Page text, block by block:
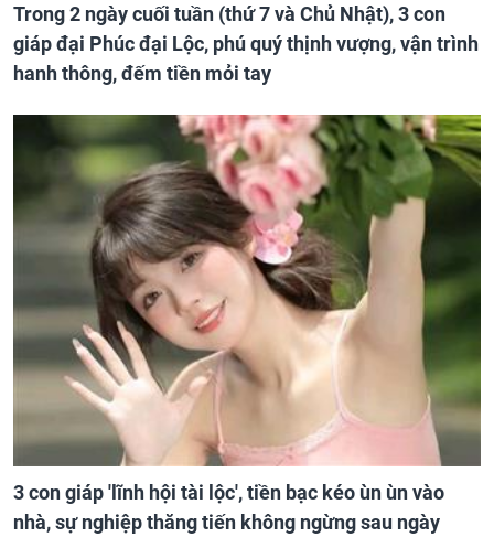
Trong 2 ngày cuối tuần (thứ 7 và Chủ Nhật), 3 con
giáp đại Phúc đại Lộc, phú quý thịnh vượng, vận trình
hanh thông, đếm tiền mỏi tay
3 con giáp 'lĩnh hội tài lộc', tiền bạc kéo ùn ùn vào
nhà, sự nghiệp thăng tiến không ngừng sau ngày